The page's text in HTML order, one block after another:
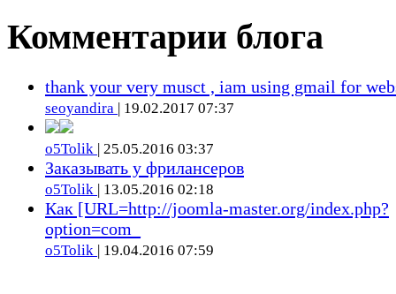
Комментарии блога
thank your very musct , iam using gmail for
seoyandira | 19.02.2017 07:37
o5Tolik | 25.05.2016 03:37
Заказывать у фрилансеров
o5Tolik | 13.05.2016 02:18
Как [URL=http://joomla-master.org/index.php?
option=com_
o5Tolik | 19.04.2016 07:59